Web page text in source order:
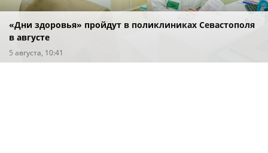
«Дни здоровья» пройдут в поликлиниках Севастополя
в августе
5 августа, 10:41